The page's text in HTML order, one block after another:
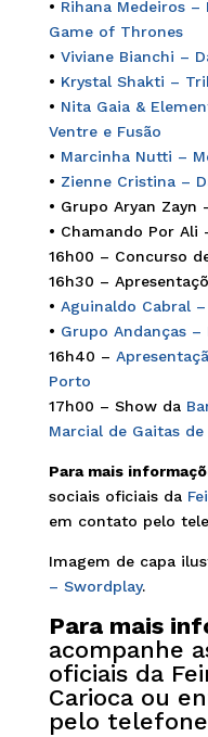
• Rihana Medeiros
Game of Thrones
• Viviane Bianchi –
• Krystal Shakti –
• Nita Gaia &
Ventre e Fusão
• Marcinha Nutti –
• Zienne Cristina –
• Grupo Aryan Zayn
• Chamando Por Ali
16h00 – Concurso
16h30 –
• Aguinaldo Cabral
• Grupo Andanças –
16h40 –
Porto
17h00 – Show da
Marcial de Gaitas de
Para mais
sociais oficiais da
em contato pelo
Imagem de capa
– Swordplay.
Para mais
acompanhe
oficiais da
Cariocaou
pelo telefone